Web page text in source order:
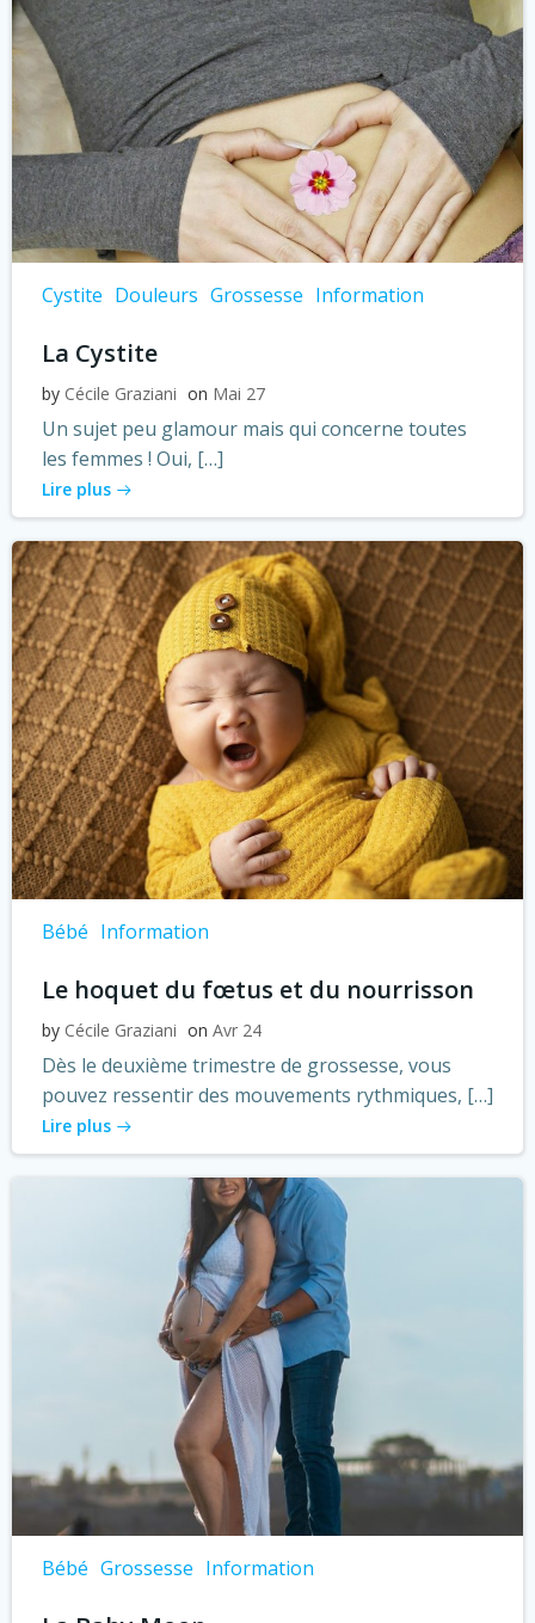
Cystite Douleurs Grossesse Information
La Cystite
by Cécile Graziani on Mai 27
Un sujet peu glamour mais qui concerne toutes
les femmes ! Oui, […]
Lire plus
Bébé Information
Le hoquet du fœtus et du nourrisson
by Cécile Graziani on Avr 24
Dès le deuxième trimestre de grossesse, vous
pouvez ressentir des mouvements rythmiques, […]
Lire plus
Bébé Grossesse Information